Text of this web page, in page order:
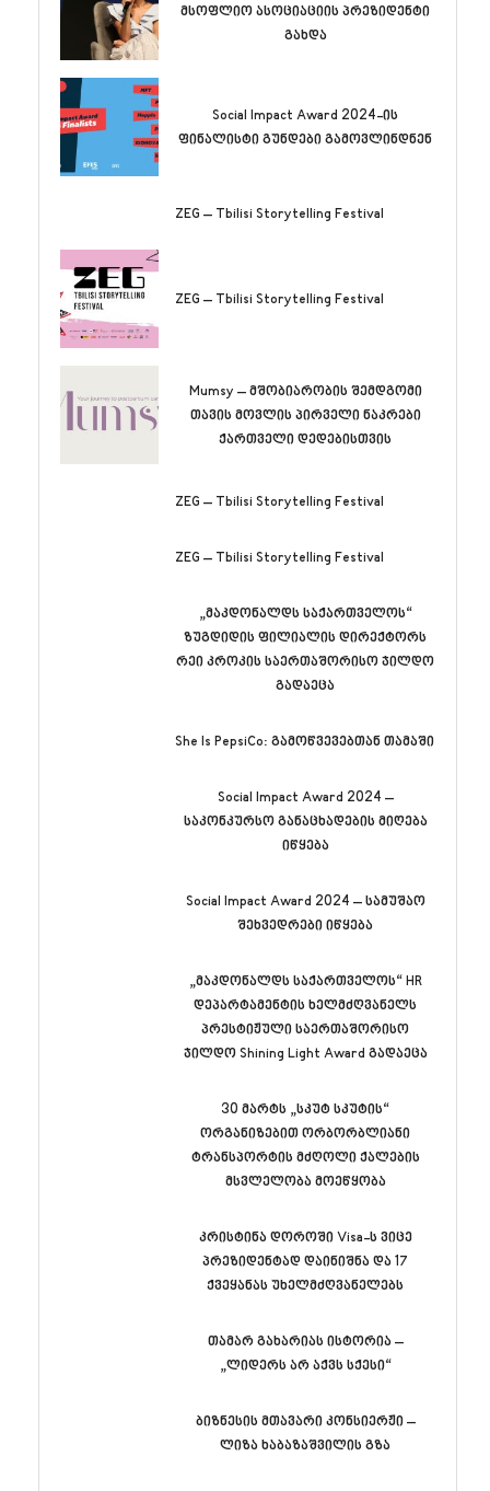
მსოფლიო ასოციაციის პრეზიდენტი
გახდა
Social Impact Award 2024-ის
ფინალისტი გუნდები გამოვლინდნენ
ZEG – Tbilisi Storytelling Festival
ZEG – Tbilisi Storytelling Festival
Mumsy – მშობიარობის შემდგომი
თავის მოვლის პირველი ნაკრები
ქართველი დედებისთვის
ZEG – Tbilisi Storytelling Festival
ZEG – Tbilisi Storytelling Festival
„მაკდონალდს საქართველოს“
ზუგდიდის ფილიალის დირექტორს
რეი კროკის საერთაშორისო ჯილდო
გადაეცა
She Is PepsiCo: გამოწვევებთან თამაში
Social Impact Award 2024 –
საკონკურსო განაცხადების მიღება
იწყება
Social Impact Award 2024 – სამუშაო
შეხვედრები იწყება
„მაკდონალდს საქართველოს“ HR
დეპარტამენტის ხელმძღვანელს
პრესტიჟული საერთაშორისო
ჯილდო Shining Light Award გადაეცა
30 მარტს „სკუტ სკუტის“
ორგანიზებით ორბორბლიანი
ტრანსპორტის მძღოლი ქალების
მსვლელობა მოეწყობა
კრისტინა დოროში Visa-ს ვიცე
პრეზიდენტად დაინიშნა და 17
ქვეყანას უხელმძღვანელებს
თამარ გახარიას ისტორია –
„ლიდერს არ აქვს სქესი“
ბიზნესის მთავარი კონსიერჟი –
ლიზა ხაბაზაშვილის გზა